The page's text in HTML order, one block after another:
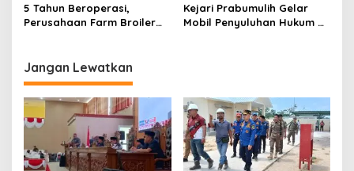
5 Tahun Beroperasi,
Perusahaan Farm Broiler
Jalan dan Lalaikan CSR
Kejari Prabumulih Gelar
Mobil Penyuluhan Hukum di
Jangan Lewatkan